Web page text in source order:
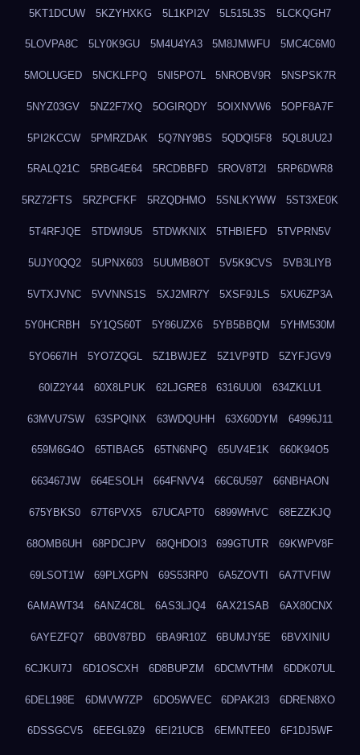
5KT1DCUW 5KZYHXKG 5L1KPI2V 5L515L3S 5LCKQGH7
5LOVPA8C 5LY0K9GU 5M4U4YA3 5M8JMWFU 5MC4C6M0
5MOLUGED 5NCKLFPQ 5NI5PO7L 5NROBV9R 5NSPSK7R
5NYZ03GV 5NZ2F7XQ 5OGIRQDY 5OIXNVW6 5OPF8A7F
5PI2KCCW 5PMRZDAK 5Q7NY9BS 5QDQI5F8 5QL8UU2J
5RALQ21C 5RBG4E64 5RCDBBFD 5ROV8T2I 5RP6DWR8
5RZ72FTS 5RZPCFKF 5RZQDHMO 5SNLKYWW 5ST3XE0K
5T4RFJQE 5TDWI9U5 5TDWKNIX 5THBIEFD 5TVPRN5V
5UJY0QQ2 5UPNX603 5UUMB8OT 5V5K9CVS 5VB3LIYB
5VTXJVNC 5VVNNS1S 5XJ2MR7Y 5XSF9JLS 5XU6ZP3A
5Y0HCRBH 5Y1QS60T 5Y86UZX6 5YB5BBQM 5YHM530M
5YO667IH 5YO7ZQGL 5Z1BWJEZ 5Z1VP9TD 5ZYFJGV9
60IZ2Y44 60X8LPUK 62LJGRE8 6316UU0I 634ZKLU1
63MVU7SW 63SPQINX 63WDQUHH 63X60DYM 64996J11
659M6G4O 65TIBAG5 65TN6NPQ 65UV4E1K 660K94O5
663467JW 664ESOLH 664FNVV4 66C6U597 66NBHAON
675YBKS0 67T6PVX5 67UCAPT0 6899WHVC 68EZZKJQ
68OMB6UH 68PDCJPV 68QHDOI3 699GTUTR 69KWPV8F
69LSOT1W 69PLXGPN 69S53RP0 6A5ZOVTI 6A7TVFIW
6AMAWT34 6ANZ4C8L 6AS3LJQ4 6AX21SAB 6AX80CNX
6AYEZFQ7 6B0V87BD 6BA9R10Z 6BUMJY5E 6BVXINIU
6CJKUI7J 6D1OSCXH 6D8BUPZM 6DCMVTHM 6DDK07UL
6DEL198E 6DMVW7ZP 6DO5WVEC 6DPAK2I3 6DREN8XO
6DSSGCV5 6EEGL9Z9 6EI21UCB 6EMNTEE0 6F1DJ5WF